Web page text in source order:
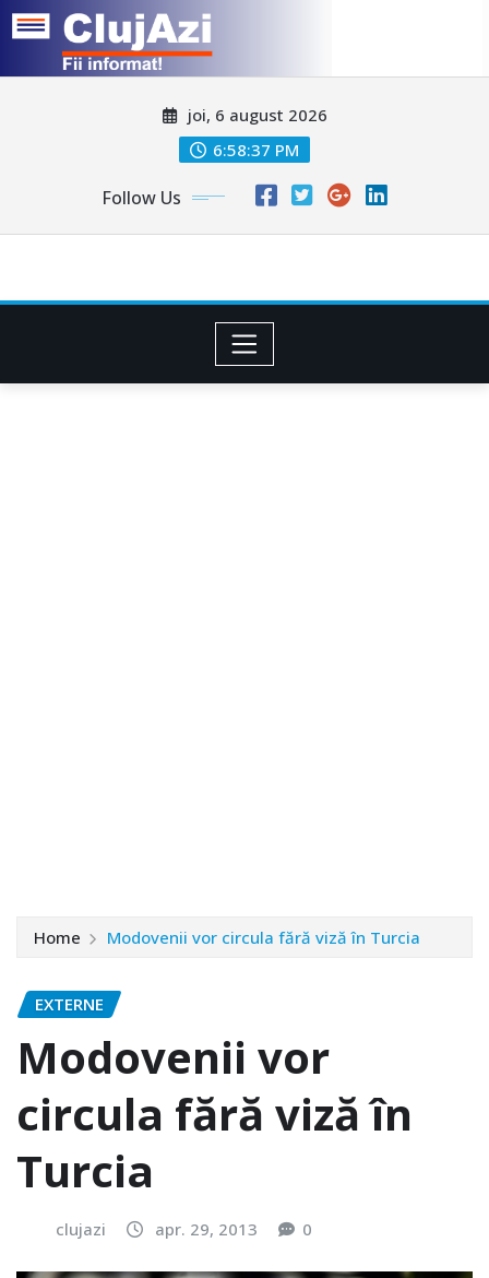
joi, 6 august 2026
6:58:40 PM
Follow Us
Home Modovenii vor circula fără viză în Turcia
EXTERNE
Modovenii vor
circula fără viză în
Turcia
clujazi apr. 29, 2013 0